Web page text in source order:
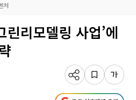
처
린리모델링 사업’에